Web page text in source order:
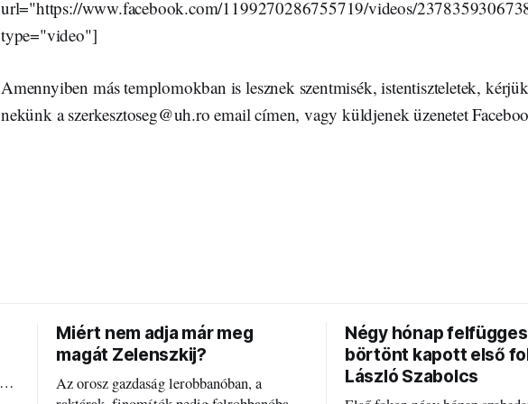
url="https://www.facebook.com/1199270286755719/videos/
type="video"]
Amennyiben más templomokban is lesznek szentmisék, istentiszteletek,
nekünk a szerkesztoseg@uh.ro email címen, vagy küldjenek üzenetet
Miért nem adja már meg
magát Zelenszkij?
Az orosz gazdaság lerobbanóban, a
Négy hónap
börtönt kapott első
László Szabolcs